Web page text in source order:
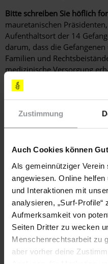
Zustimmung
Auch Cookies können
Als gemeinnütziger Verein
angewiesen. Online
und Interaktionen mit
analysieren, „Surf-Profile“
Aufmerksamkeit von
Seiten Dritter zu wecken
Menschenrechtsarbeit zu
aber vorher deine
Bitte schreiben Sie höflich
mauretanischen
Aufenthaltsort der 14
darum, dass die
Familien und
medizinische Versorgung
Schreiben Sie in gutem
an:General Mohamed Ould
Islamic Republic of
Kyakh, Presidency BP 184
(Standardbrief Luftpost bis
Senden Sie bitte eine Kopie
Islamischen Republik
Mohamed M'Bareck
030 - 20 67 47 50 E-Mail:
LÄNDER